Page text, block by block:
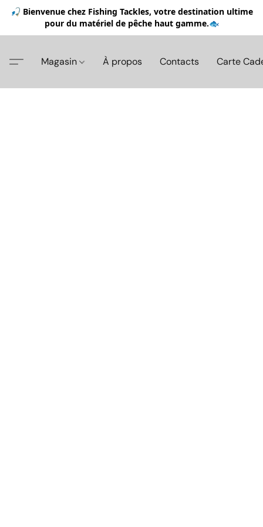
🎣 Bienvenue chez Fishing Tackles, votre destination ultime
pour du matériel de pêche haut gamme.🐟
Magasin À propos Contacts Carte